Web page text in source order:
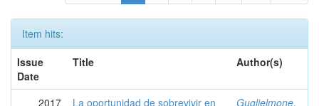
Item hits:
Issue
Date
Title Author(s)
2017
La oportunidad de sobrevivir en
Guglielmone,